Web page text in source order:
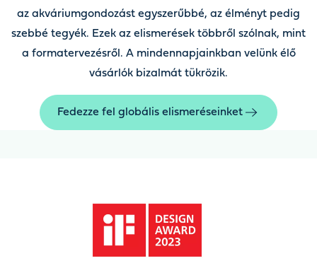
az akváriumgondozást egyszerűbbé, az élményt pedig
szebbé tegyék. Ezek az elismerések többről szólnak, mint
a formatervezésről. A mindennapjainkban velünk élő
vásárlók bizalmát tükrözik.
Fedezze fel globális elismeréseinket